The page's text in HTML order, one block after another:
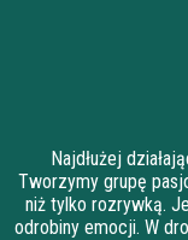
Najdłużej
Tworzymy grupę
niż tylko rozrywką.
odrobiny emocji. W